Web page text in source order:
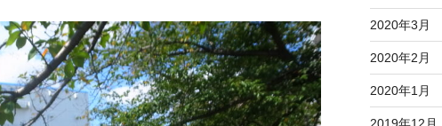
2020年3月
2020年2月
2020年1月